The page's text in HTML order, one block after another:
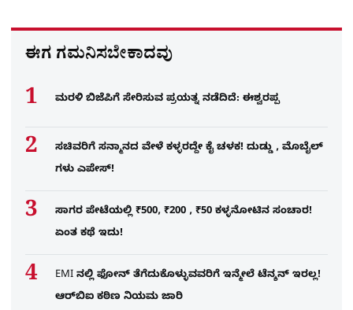
ಈಗ ಗಮನಿಸಬೇಕಾದವು
ಮರಳಿ ಬಿಜೆಪಿಗೆ ಸೇರಿಸುವ ಪ್ರಯತ್ನ ನಡೆದಿದೆ: ಈಶ್ವರಪ್ಪ
ಸಚಿವರಿಗೆ ಸನ್ಮಾನದ ವೇಳೆ ಕಳ್ಳರದ್ದೇ ಕೈ ಚಳಕ! ದುಡ್ಡು , ಮೊಬೈಲ್​
ಗಳು ಎಪೇಸ್!
ಸಾಗರ ಪೇಟೆಯಲ್ಲಿ ₹500, ₹200 , ₹50 ಕಳ್ಳನೋಟಿನ ಸಂಚಾರ!
ಏಂತ ಕಥೆ ಇದು!
EMI ನಲ್ಲಿ ಫೋನ್​ ತೆಗೆದುಕೊಳ್ಳುವವರಿಗೆ ಇನ್ಮೇಲೆ ಟೆನ್ಶನ್​ ಇರಲ್ಲ!
ಆರ್‌ಬಿಐ ಕಠಿಣ ನಿಯಮ ಜಾರಿ